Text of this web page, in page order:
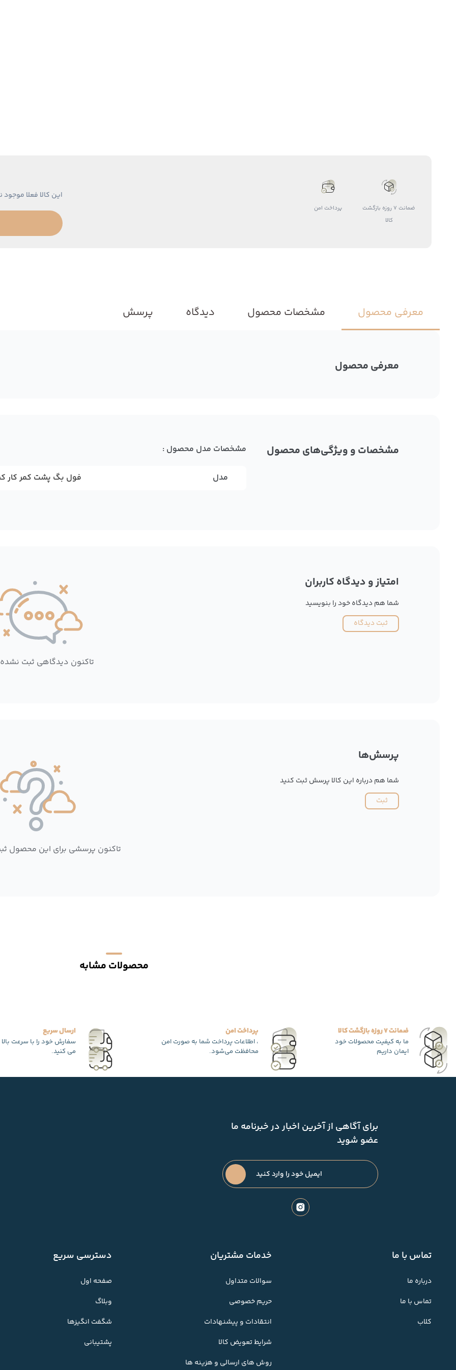
ضمانت 7 روزه بازگشت
کالا
پرداخت امن
این کالا فعلا
معرفی محصول مشخصات محصول دیدگاه پرسش
معرفی محصول
مشخصات و ویژگی‌های محصول مشخصات مدل محصول :
مدل فول بگ پشت کمر کار
امتیاز و دیدگاه کاربران
شما هم دیدگاه خود را بنویسید
ثبت دیدگاه
تاکنون دیدگاهی ثبت
پرسش‌ها
شما هم درباره این کالا پرسش ثبت کنید
ثبت
تاکنون پرسشی برای این محصول
محصولات مشابه
ضمانت 7 روزه بازگشت کالا
ما به کیفیت محصولات خود
ایمان داریم
پرداخت امن
، اطلاعات پرداخت شما به صورت امن
محافظت می‌شود.
ارسال سریع
سفارش خود را با سرعت
می کنید.
برای آگاهی از آخرین اخبار در خبرنامه ما
عضو شوید
تماس با ما
درباره ما
تماس با ما
کلاب
خدمات مشتریان
سوالات متداول
حریم خصوصی
انتقادات و پیشنهادات
شرایط تعویض کالا
روش های ارسالی و هزینه ها
دسترسی سریع
صفحه اول
وبلاگ
شگفت انگیزها
پشتیبانی